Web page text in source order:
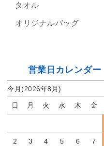
タオル
オリジナルバッグ
営業日カレンダー
今月(2026年8月)
日 月 火 水 木 金
2 3 4 5 6 7